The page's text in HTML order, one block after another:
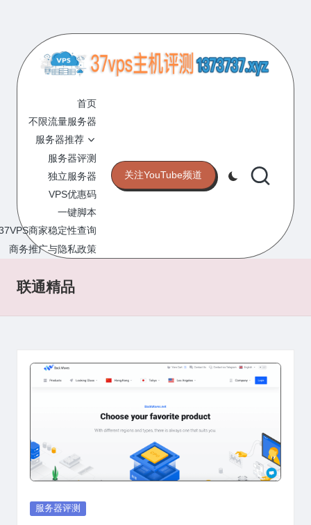
content
7
V
P
S
主
机
评
测
的
VPS
网
站
首页
不限流量服务器
服务器推荐
服务器评测
独立服务器
VPS优惠码
一键脚本
商家稳定性查询
商务推广与隐私政策
关注YouTube频道
联通精品
Posted
服务器评测